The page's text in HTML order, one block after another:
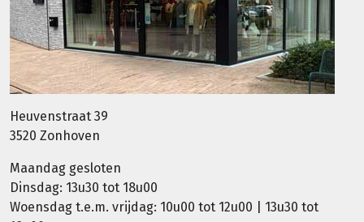
Heuvenstraat 39
3520 Zonhoven
Maandag gesloten
Dinsdag: 13u30 tot 18u00
Woensdag t.e.m. vrijdag: 10u00 tot 12u00 | 13u30 tot